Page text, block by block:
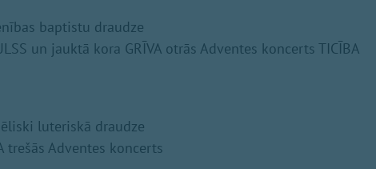
baptistu draudze
un jauktā kora GRĪVA otrās Adventes koncerts TICĪBA
luteriskā draudze
trešās Adventes koncerts